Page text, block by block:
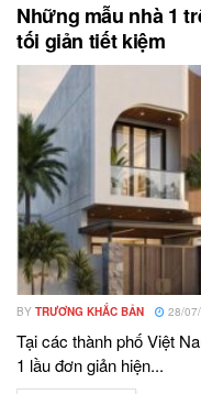
Những mẫu nhà 1
tối giản tiết kiệm
BY TRƯƠNG KHẮC BẢN 28/
Tại các thành phố Việt
1 lầu đơn giản hiện...